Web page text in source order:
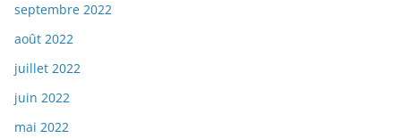
septembre 2022
août 2022
juillet 2022
juin 2022
mai 2022